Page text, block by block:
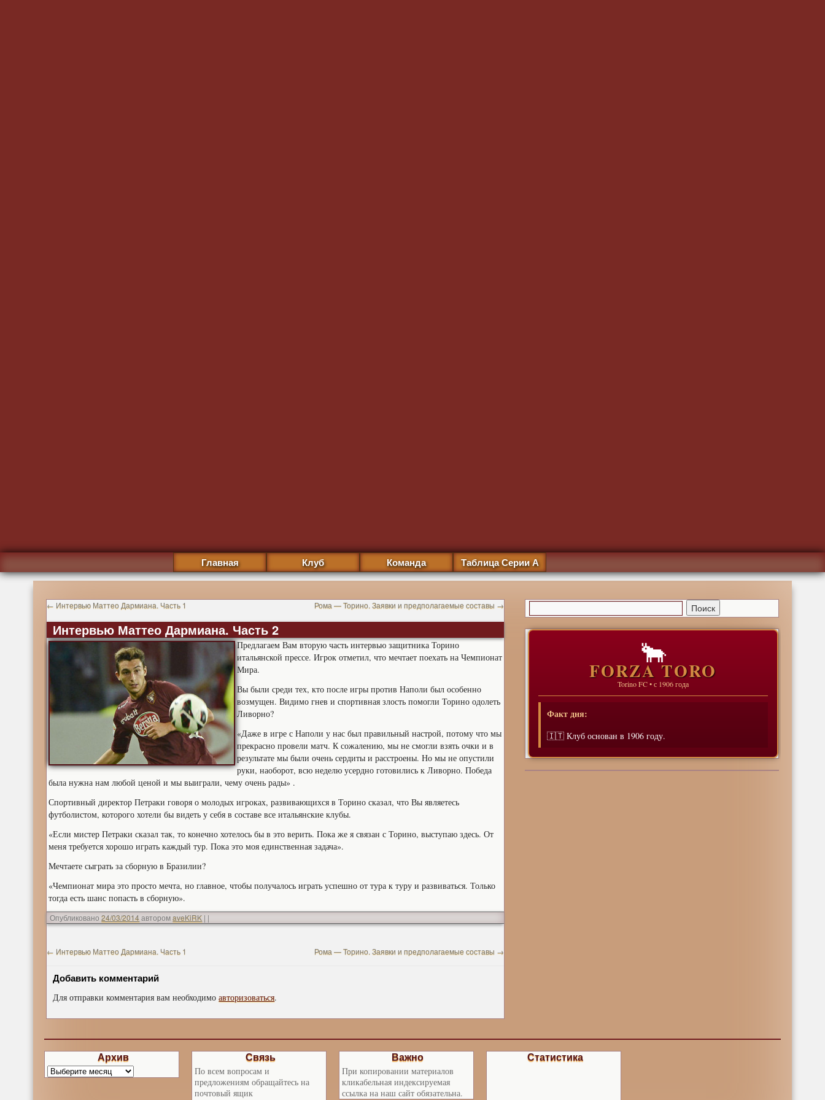
Главная Клуб Команда Таблица Серии А
← Интервью Маттео Дармиана. Часть 1 Рома — Торино. Заявки и предполагаемые составы →
Интервью Маттео Дармиана. Часть 2
Предлагаем Вам вторую часть интервью защитника Торино
итальянской прессе. Игрок отметил, что мечтает поехать на Чемпионат
Мира.
Вы были среди тех, кто после игры против Наполи был особенно
возмущен. Видимо гнев и спортивная злость помогли Торино одолеть
Ливорно?
«Даже в игре с Наполи у нас был правильный настрой, потому что мы
прекрасно провели матч. К сожалению, мы не смогли взять очки и в
результате мы были очень сердиты и расстроены. Но мы не опустили
руки, наоборот, всю неделю усердно готовились к Ливорно. Победа
была нужна нам любой ценой и мы выиграли, чему очень рады» .
Спортивный директор Петраки говоря о молодых игроках, развивающихся в Торино сказал, что Вы являетесь
футболистом, которого хотели бы видеть у себя в составе все итальянские клубы.
«Если мистер Петраки сказал так, то конечно хотелось бы в это верить. Пока же я связан с Торино, выступаю здесь. От
меня требуется хорошо играть каждый тур. Пока это моя единственная задача».
Мечтаете сыграть за сборную в Бразилии?
«Чемпионат мира это просто мечта, но главное, чтобы получалось играть успешно от тура к туру и развиваться. Только
тогда есть шанс попасть в сборную».
Опубликовано 24/03/2014авторомaveKiRK | |
← Интервью Маттео Дармиана. Часть 1 Рома — Торино. Заявки и предполагаемые составы →
Добавить комментарий
Для отправки комментария вам необходимоавторизоваться.
🐂
FORZA TORO
Torino FC • с 1906 года
Факт дня:
🇮🇹 Клуб основан в 1906 году.
Архив Связь
По всем вопросам и
предложениям обращайтесь на
почтовый ящик
Важно
При копировании материалов
кликабельная индексируемая
ссылка на наш сайт обязательна.
Статистика